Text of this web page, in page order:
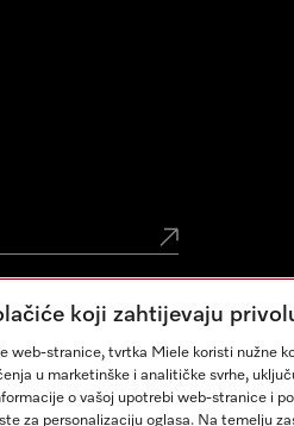
koji zahtijevaju
web-stranice, tvrtka Miele koristi nužne
u marketinške i analitičke svrhe,
o vašoj upotrebi web-stranice i
za personalizaciju oglasa. Na temelju